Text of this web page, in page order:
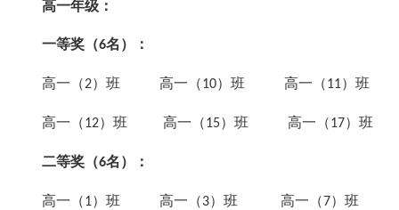
高一年级：
一等奖（6名）：
高一（2）班 高一（10）班 高一（11）班
高一（12）班 高一（15）班 高一（17）班
二等奖（6名）：
高一（1）班 高一（3）班 高一（7）班